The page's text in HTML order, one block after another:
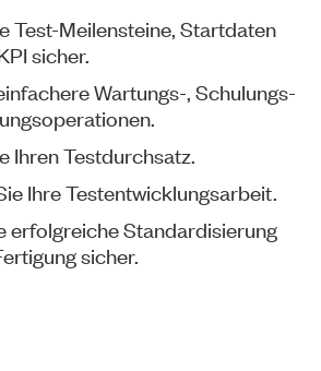
Test-Meilensteine, Startdaten
sicher.
Wartungs-, Schulungs-
Ihren Testdurchsatz.
Ihre Testentwicklungsarbeit.
erfolgreiche Standardisierung
sicher.